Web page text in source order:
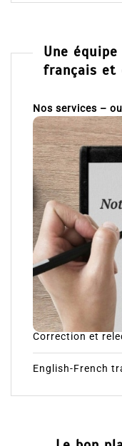
Une
français et
Nos services –
Correction et
English-French